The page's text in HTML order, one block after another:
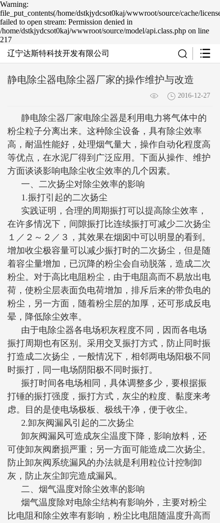
Warning:
file_put_contents(/home/dstkjydcsot0kaj/wwwroot/source/cache/
failed to open stream: Permission denied in
/home/dstkjydcsot0kaj/wwwroot/source/model/api.class.php on line
217
辽宁达斯特科技开发有限公司
静电除尘器电除尘器厂家的操作维护与改造
2016-12-27
静电除尘器厂家电除尘器是利用电力将气体中的
粉尘粒子分离出来。这种除尘设备，具有除尘效率
高，耐温性能好，处理烟气量大，操作自动化程度高
等优点，在水泥厂得到广泛应用。下面从操作、维护
方面谈谈影响电除尘收尘效率的几个因素。
一、二次扬尘对除尘效率的影响
1.振打引起的二次扬尘
实践证明，合理的周期振打可以提高除尘效率，
在许多情况下，间隙振打比连续振打可减少二次扬尘
１／２～２／３，其效果在烟囱中可以明显的看到。
增加收尘极容量可以减少振打时的二次扬尘，但是随
着容尘量增加，已沉降的粉尘会自动脱落，造成二次
粉尘。对于高比电阻粉尘，由于电阻高而不易放出电
荷，使粉尘层表面负电荷增加，排斥后来的带负电的
粉尘，另一方面，随着粉尘层的加厚，还可形成反电
晕，降低除尘效率。
由于电除尘器各电场积灰程度不同，因而各电场
振打周期也有区别。采用交叉振打方式，防止同时振
打造成二次扬尘，一般情况下，相邻两电场阳极不同
时振打，同一电场阴阳极不同时振打。
振打时间各电场相同，具体调整多少，要根据振
打锤的振打强度，振打方式，灰尘的粒度、黏度来考
虑。目的是使电场极板、极线干净，便于收尘。
2.卸灰阀漏风引起的二次扬尘
卸灰阀漏风可造成灰尘温度下降，影响放料，还
可使卸灰阀磨损严重；另一方面可能造成二次扬尘。
防止卸灰阀系统漏风的办法就是利用粒位计控制卸
灰，防止灰尘卸完造成漏风。
二、烟气温度对除尘效率的影响
烟气温度除对电除尘结构有影响外，主要对粉尘
比电阻和除尘效率有影响，粉尘比电阻随温度升高而